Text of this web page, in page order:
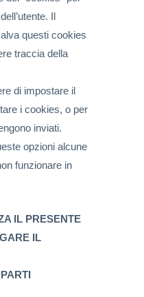
Il
questi cookies
traccia della
di impostare il
i cookies, o per
inviati.
opzioni alcune
funzionare in
IL PRESENTE
IL